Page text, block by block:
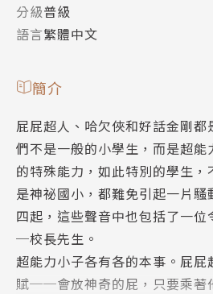
分級普級
語言繁體中文
簡介
屁屁超人、哈欠俠和好話金剛
們不是一般的小學生，而是超能
的特殊能力，如此特別的學生
是神祕國小，都難免引起一片
四起，這些聲音中也包括了一
─校長先生。
超能力小子各有各的本事。屁屁
賦──會放神奇的屁，只要乘著